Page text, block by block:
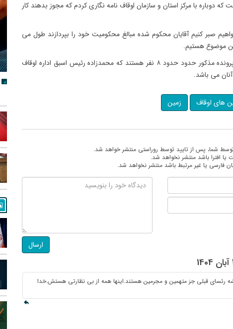
دوباره با مرکز استان و سازمان اوقاف نامه نگاری کردم که مجوز بدهند کار
صبر کنیم آقایان محکوم شده مبالغ محکومیت خود را بپردازند طول می
موضوع هستیم.
گفتنی است، محکومان پرونده مذکور حدود حدود ۸ نفر هستند که محمدزاده رئیس اسبق اداره اوقاف
می باشد.
های اوقاف زمین
شما، پس از تایید توسط روراستی منتشر خواهد شد.
افترا باشد منتشر نخواهد شد.
فارسی یا غیر مرتبط باشد منتشر نخواهد شد.
ارسال
رئسای قبلی جز متهمین و مجرمین هستند.اینها همه از بی نظارتی هستش.خدا